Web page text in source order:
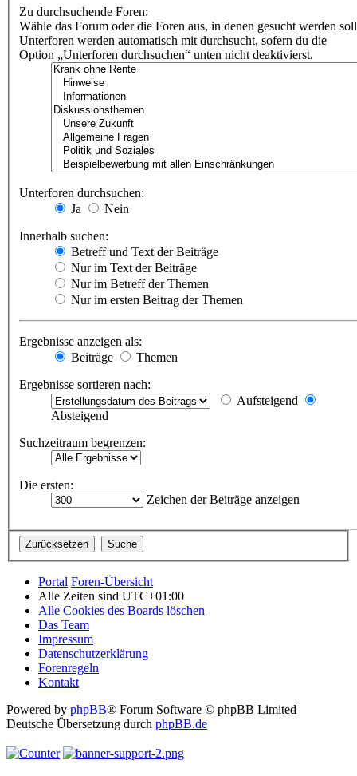
Zu durchsuchende Foren:
Wähle das Forum oder die Foren aus, in denen gesucht werden
Unterforen werden automatisch mit durchsucht, sofern du die
Option „Unterforen durchsuchen“ unten nicht deaktivierst.
Unterforen durchsuchen:
Ja
Nein
Innerhalb suchen:
Betreff und Text der Beiträge
Nur im Text der Beiträge
Nur im Betreff der Themen
Nur im ersten Beitrag der Themen
Ergebnisse anzeigen als:
Beiträge
Themen
Ergebnisse sortieren nach:
Aufsteigend
Absteigend
Suchzeitraum begrenzen:
Die ersten:
Zeichen der Beiträge anzeigen
Portal Foren-Übersicht
Alle Zeiten sind UTC+01:00
Alle Cookies des Boards löschen
Das Team
Impressum
Datenschutzerklärung
Forenregeln
Kontakt
Powered by phpBB® Forum Software © phpBB Limited
Deutsche Übersetzung durch phpBB.de